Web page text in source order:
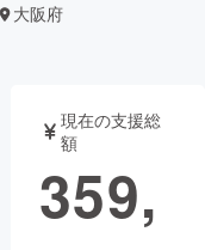
書籍・雑誌
大阪府
現在の支援総
額
359,